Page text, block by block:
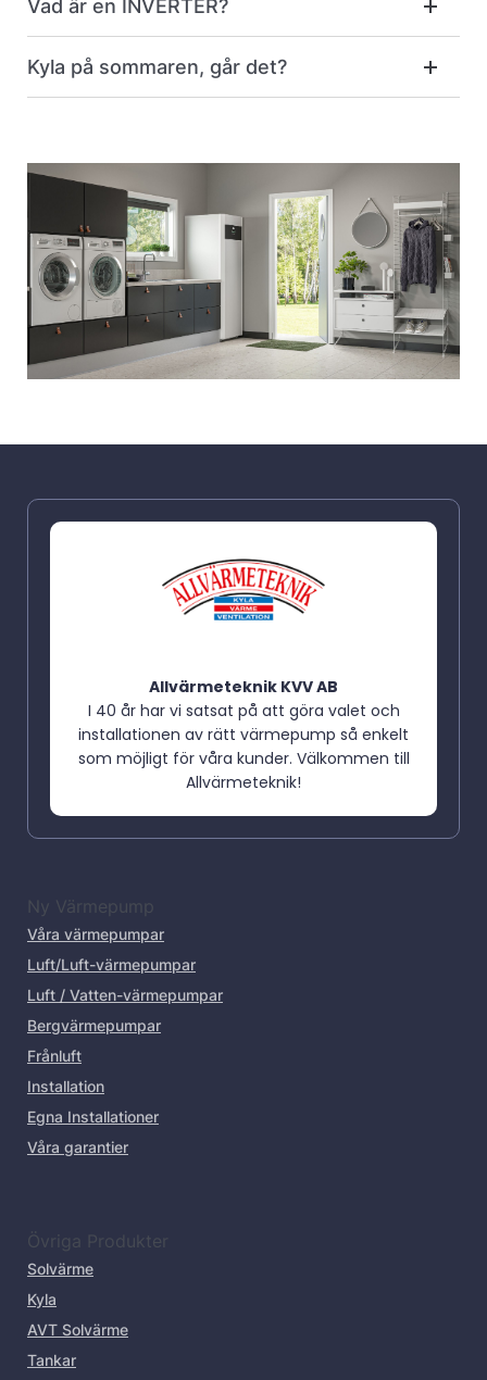
Vad är en INVERTER?
Kyla på sommaren, går det?
Allvärmeteknik KVV AB
I 40 år har vi satsat på att göra valet och
installationen av rätt värmepump så enkelt
som möjligt för våra kunder. Välkommen till
Allvärmeteknik!
Ny Värmepump
Våra värmepumpar
Luft/Luft-värmepumpar
Luft / Vatten-värmepumpar
Bergvärmepumpar
Frånluft
Installation
Egna Installationer
Våra garantier
Övriga Produkter
Solvärme
Kyla
AVT Solvärme
Tankar